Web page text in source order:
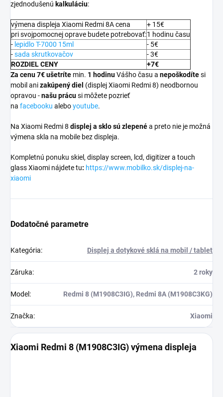
zjednodušenú kalkuláciu:
výmena displeja Xiaomi Redmi 8A cena
+ 15€
pri svojpomocnej oprave budete potrebovať:1 hodinu času
- lepidlo T-7000 15ml
- 5€
-sada skrutkovačov
- 3€
ROZDIEL CENY
+7€
Za cenu 7€ ušetríte min. 1 hodinuVášho času a nepoškodítesi
mobil anizakúpený diel (displej Xiaomi Redmi 8) neodbornou
opravou -našu prácusi môžete pozrieť
na facebooku aleboyoutube.
Na Xiaomi Redmi 8 displej a sklo sú zlepenéa preto nie je možná
výmena skla na mobile bez displeja.
Kompletnú ponuku skiel, display screen, lcd, digitizer a touch
glass Xiaomi nájdete tu: https://www.mobilko.sk/displej-na-
xiaomi
Dodatočné parametre
Kategória: Displej a dotykové sklá na mobil / tablet
Záruka: 2 roky
Model : Redmi 8 (M1908C3IG), Redmi 8A (M1908C3KG)
Značka: Xiaomi
Xiaomi Redmi 8 (M1908C3IG) výmena displeja